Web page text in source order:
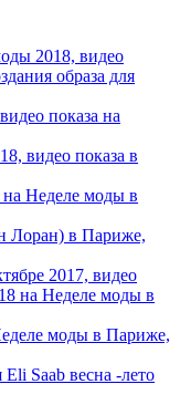
2018, видео
образа для
показа на
видео показа в
на Неделе моды в
Лоран) в Париже,
2017, видео
на Неделе моды в
моды в Париже,
Saab весна -лето